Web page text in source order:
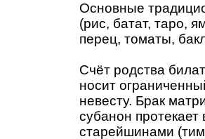
Основные
(рис, батат, таро,
перец, томаты,
Счёт родства
носит
невесту. Брак
субанон
старейшинами